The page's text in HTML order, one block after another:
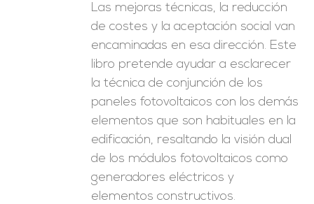
Las mejoras técnicas, la reducción
de costes y la aceptación social van
encaminadas en esa dirección. Este
libro pretende ayudar a esclarecer
la técnica de conjunción de los
paneles fotovoltaicos con los demás
elementos que son habituales en la
edificación, resaltando la visión dual
de los módulos fotovoltaicos como
generadores eléctricos y
elementos constructivos.